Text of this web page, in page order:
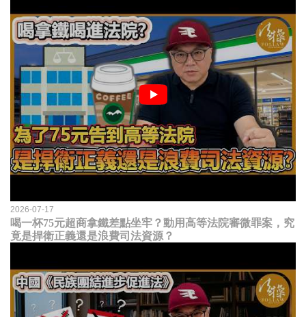
2026-07-17
喝一杯75元超商拿鐵差點坐牢？動用高等法院審微罪案，究
竟是捍衛正義還是浪費司法資源？